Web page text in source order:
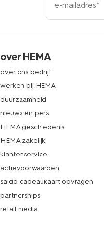
mailadres
over HEMA
over ons bedrijf
werken bij HEMA
duurzaamheid
nieuws en pers
HEMA geschiedenis
HEMA zakelijk
klantenservice
actievoorwaarden
saldo cadeaukaart opvragen
partnerships
retail media